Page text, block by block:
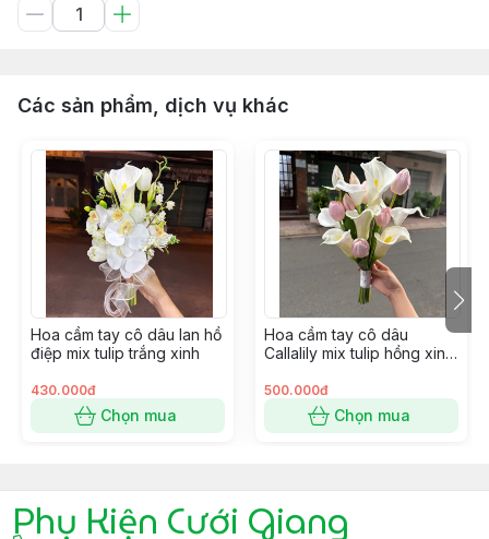
Các sản phẩm, dịch vụ khác
Hoa cầm tay cô dâu lan hồ
điệp mix tulip trắng xinh
430.000đ
Chọn mua
Hoa cầm tay cô dâu
Callalily mix tulip hồng xinh
500.000đ
Chọn mua
Phụ Kiện Cưới Giang